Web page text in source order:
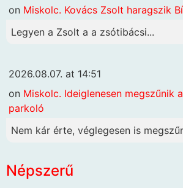
on Miskolc. Kovács Zsolt haragszik
Legyen a Zsolt a a zsótibácsi...
2026.08.07. at 14:51
on Miskolc. Ideiglenesen megszűnik
parkoló
Nem kár érte, véglegesen is
Népszerű